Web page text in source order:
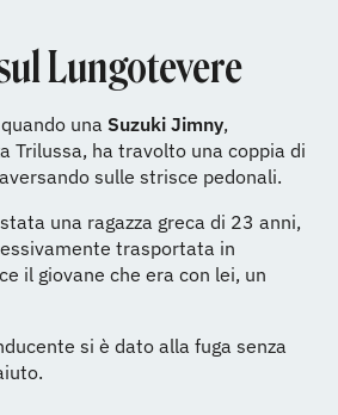
Lungotevere
una Suzuki Jimny,
Trilussa, ha travolto una coppia di
sulle strisce pedonali.
una ragazza greca di 23 anni,
trasportata in
il giovane che era con lei, un
si è dato alla fuga senza